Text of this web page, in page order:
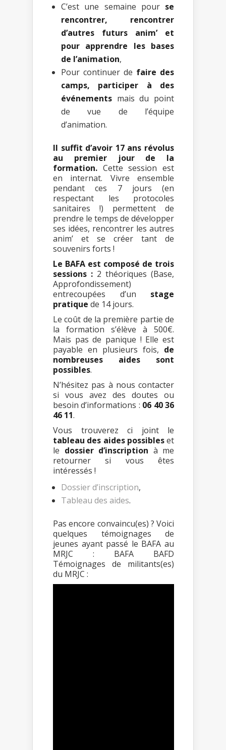
C’est une semaine pour se
rencontrer, rencontrer
d’autres futurs anim’ et
pour apprendre les bases
de l’animation,
Pour continuer de faire des
camps, participer à des
événements mais du point
de vue de l’équipe
d’animation.
Il suffit d’avoir 17 ans révolus
au premier jour de la
formation. Cette session est
en internat. Vivre ensemble
pendant ces 7 jours (en
respectant les protocoles
sanitaires !) permettent de
prendre le temps de développer
ses idées, rencontrer les autres
anim’ et se créer tant de
souvenirs forts !
Le BAFA est composé de trois
sessions : 2 théoriques (Base,
Approfondissement)
entrecoupées d’un stage
pratique de 14 jours.
Le coût de la première partie de
la formation s’élève à 500€.
Mais pas de panique ! Elle est
payable en plusieurs fois, de
nombreuses aides sont
possibles.
N’hésitez pas à nous contacter
si vous avez des doutes ou
besoin d’informations : 06 40 36
46 11.
Vous trouverez ci joint le
tableau des aides possibleset
le dossier d’inscription à me
retourner si vous êtes
intéressés !
Dossier d’inscription,
Tableau des aides.
Pas encore convaincu(es) ? Voici
quelques témoignages de
jeunes ayant passé le BAFA au
MRJC : BAFA BAFD
Témoignages de militants(es)
du MRJC :